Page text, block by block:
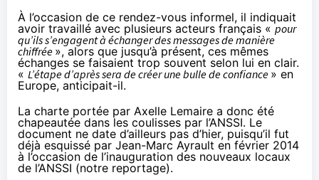
À l’occasion de ce rendez-vous informel, il indiquait
avoir travaillé avec plusieurs acteurs français «pour
qu’ils s’engagent à échanger des messages de manière
chiffrée », alors que jusqu’à présent, ces mêmes
échanges se faisaient trop souvent selon lui en clair.
« L’étape d’après sera de créer une bulle de confiance » en
Europe, anticipait-il.
La charte portée par Axelle Lemaire a donc été
chapeautée dans les coulisses par l’ANSSI. Le
document ne date d’ailleurs pas d’hier, puisqu’il fut
déjà esquissé par Jean-Marc Ayrault en février 2014
à l’occasion de l’inauguration des nouveaux locaux
de l’ANSSI (notre reportage).